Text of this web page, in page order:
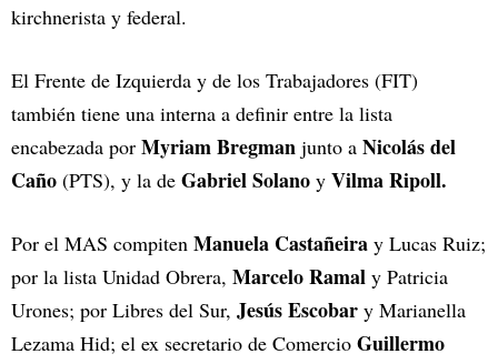
kirchnerista y federal.
El Frente de Izquierda y de los Trabajadores (FIT)
también tiene una interna a definir entre la lista
encabezada por Myriam Bregman junto a Nicolás del
Caño (PTS), y la de Gabriel Solano y Vilma Ripoll.
Por el MAS compiten Manuela Castañeira y Lucas Ruiz;
por la lista Unidad Obrera, Marcelo Ramal y Patricia
Urones; por Libres del Sur, Jesús Escobar y Marianella
Lezama Hid; el ex secretario de Comercio Guillermo